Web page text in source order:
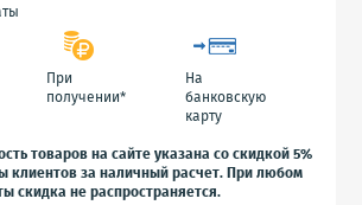
При
получении*
На
банковскую
карту
товаров на сайте указана со скидкой 5%
клиентов за наличный расчет. При любом
скидка не распространяется.